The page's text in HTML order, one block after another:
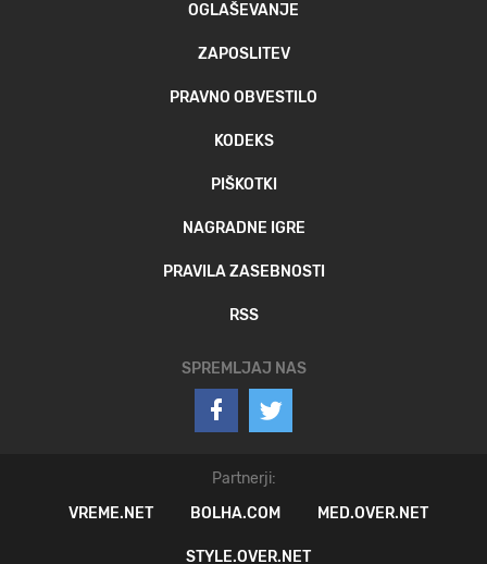
OGLAŠEVANJE
ZAPOSLITEV
PRAVNO OBVESTILO
KODEKS
PIŠKOTKI
NAGRADNE IGRE
PRAVILA ZASEBNOSTI
RSS
SPREMLJAJ NAS
Partnerji:
VREME.NET
BOLHA.COM MED.OVER.NET
STYLE.OVER.NET